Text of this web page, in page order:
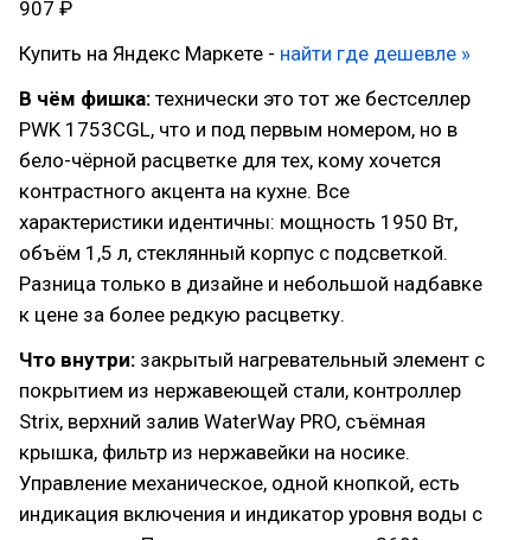
907 ₽
Купить на Яндекс Маркете - найти где дешевле »
В чём фишка: технически это тот же бестселлер
PWK 1753CGL, что и под первым номером, но в
бело-чёрной расцветке для тех, кому хочется
контрастного акцента на кухне. Все
характеристики идентичны: мощность 1950 Вт,
объём 1,5 л, стеклянный корпус с подсветкой.
Разница только в дизайне и небольшой надбавке
к цене за более редкую расцветку.
Что внутри: закрытый нагревательный элемент с
покрытием из нержавеющей стали, контроллер
Strix, верхний залив WaterWay PRO, съёмная
крышка, фильтр из нержавейки на носике.
Управление механическое, одной кнопкой, есть
индикация включения и индикатор уровня воды с